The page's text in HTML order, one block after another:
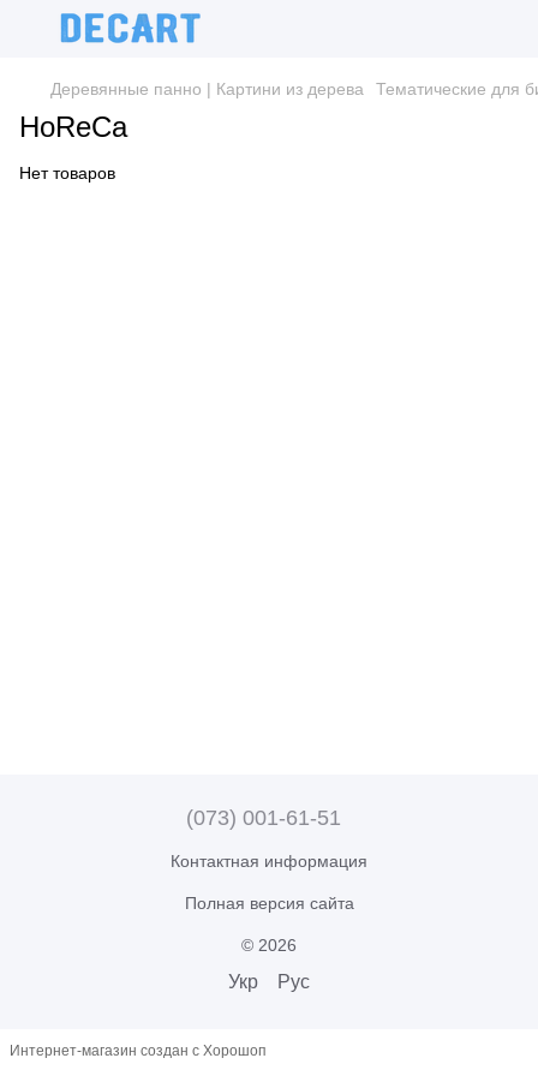
Деревянные панно | Картини из дерева Тематические для
HoReCa
Нет товаров
(073) 001-61-51
Контактная информация
Полная версия сайта
© 2026
Укр Рус
Интернет-магазин создан с Хорошоп